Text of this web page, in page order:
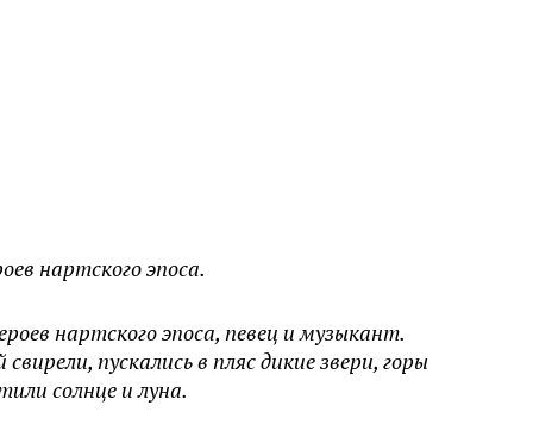
нартского эпоса.
нартского эпоса, певец и музыкант.
пускались в пляс дикие звери, горы
солнце и луна.